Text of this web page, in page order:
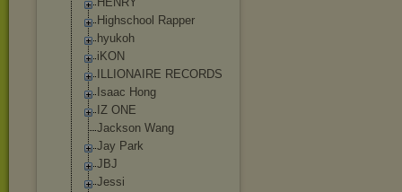
Highschool Rapper
hyukoh
iKON
ILLIONAIRE RECORDS
Isaac Hong
IZ ONE
Jackson Wang
Jay Park
JBJ
Jessi